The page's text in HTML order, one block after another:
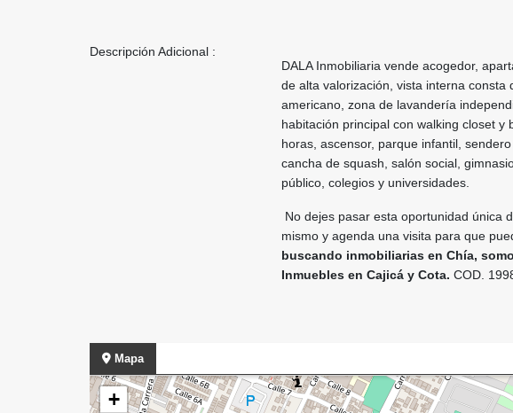
Descripción Adicional :
DALA Inmobiliaria vende acogedor,
de alta valorización, vista interna
americano, zona de lavandería
habitación principal con walking closet
horas, ascensor, parque infantil,
cancha de squash, salón social,
público, colegios y universidades.
No dejes pasar esta oportunidad única
mismo y agenda una visita para que
buscando inmobiliarias en Chía,
Inmuebles en Cajicá y Cota. COD.
Mapa
+